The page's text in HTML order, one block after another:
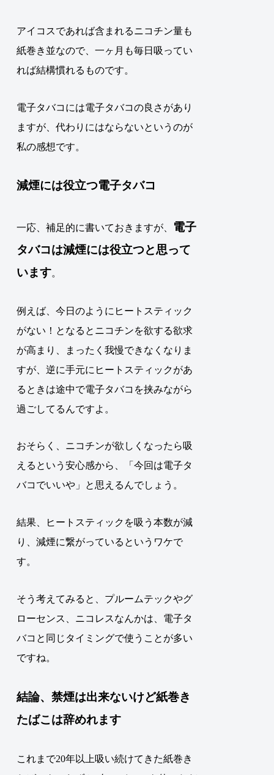
アイコスであれば含まれるニコチン量も
紙巻き並なので、一ヶ月も毎日吸ってい
れば結構慣れるものです。
電子タバコには電子タバコの良さがあり
ますが、代わりにはならないというのが
私の感想です。
減煙には役立つ電子タバコ
一応、補足的に書いておきますが、
電子
タバコは減煙には役立つと思って
います。
例えば、今日のようにヒートスティック
がない！となるとニコチンを欲する欲求
が高まり、まったく我慢できなくなりま
すが、逆に手元にヒートスティックがあ
るときは途中で電子タバコを挟みながら
過ごしてるんですよ。
おそらく、ニコチンが欲しくなったら吸
えるという安心感から、「今回は電子タ
バコでいいや」と思えるんでしょう。
結果、ヒートスティックを吸う本数が減
り、減煙に繋がっているというワケで
す。
そう考えてみると、プルームテックやグ
ローセンス、ニコレスなんかは、電子タ
バコと同じタイミングで使うことが多い
ですね。
結論、禁煙は出来ないけど紙巻き
たばこは辞めれます
これまで20年以上吸い続けてきた紙巻き